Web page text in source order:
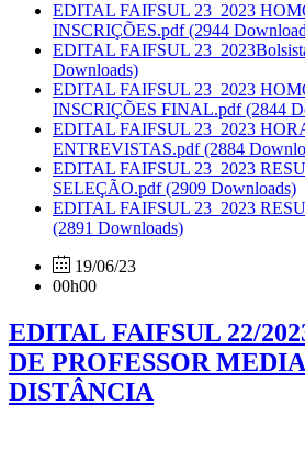
EDITAL FAIFSUL 23_2023
INSCRIÇÕES.pdf(2944
EDITAL FAIFSUL
Downloads)
EDITAL FAIFSUL 23_2023
INSCRIÇÕES FINAL.pdf(2844
EDITAL FAIFSUL 23_2023
ENTREVISTAS.pdf(2884
EDITAL FAIFSUL 23_2023
SELEÇÃO.pdf(2909 Downloads)
EDITAL FAIFSUL 23_2023
(2891 Downloads)
19/06/23
00h00
EDITAL FAIFSUL 22/
DE PROFESSOR
DISTÂNCIA